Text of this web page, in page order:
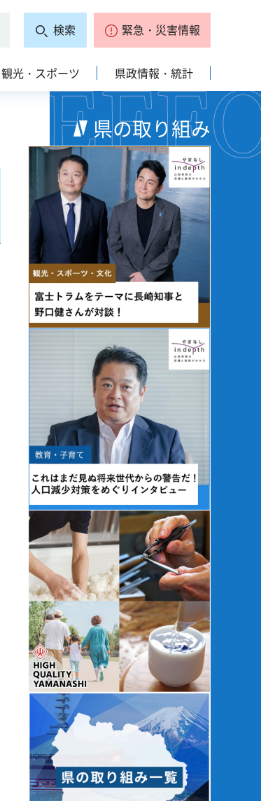
検索 緊急・災害情報
観光・スポーツ 県政情報・統計
県の取り組み